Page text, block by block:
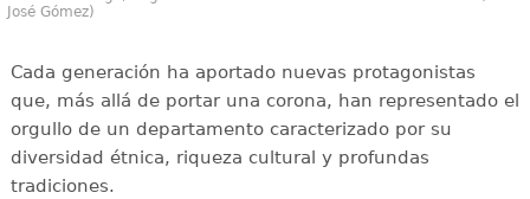
José Gómez)
Cada generación ha aportado nuevas protagonistas
que, más allá de portar una corona, han representado el
orgullo de un departamento caracterizado por su
diversidad étnica, riqueza cultural y profundas
tradiciones.